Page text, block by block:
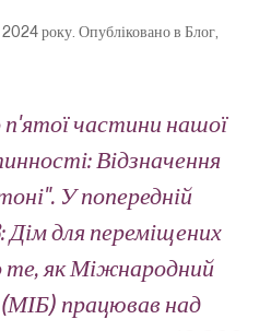
року . Опубліковано в Блог
частини нашої
Відзначення
". У попередній
Дім для переміщених
те, як Міжнародний
працював над